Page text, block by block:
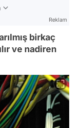
Reklam
birkaç
ve nadiren